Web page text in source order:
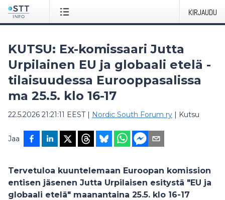
KIRJAUDU
KUTSU: Ex-komissaari Jutta
Urpilainen EU ja globaali etelä -
tilaisuudessa Eurooppasalissa
ma 25.5. klo 16-17
22.5.2026 21:21:11 EEST| Nordic South Forum ry | Kutsu
Jaa
Tervetuloa kuuntelemaan Euroopan komission
entisen jäsenen Jutta Urpilaisen esitystä "EU ja
globaali etelä" maanantaina 25.5. klo 16-17